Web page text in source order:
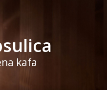
kafa